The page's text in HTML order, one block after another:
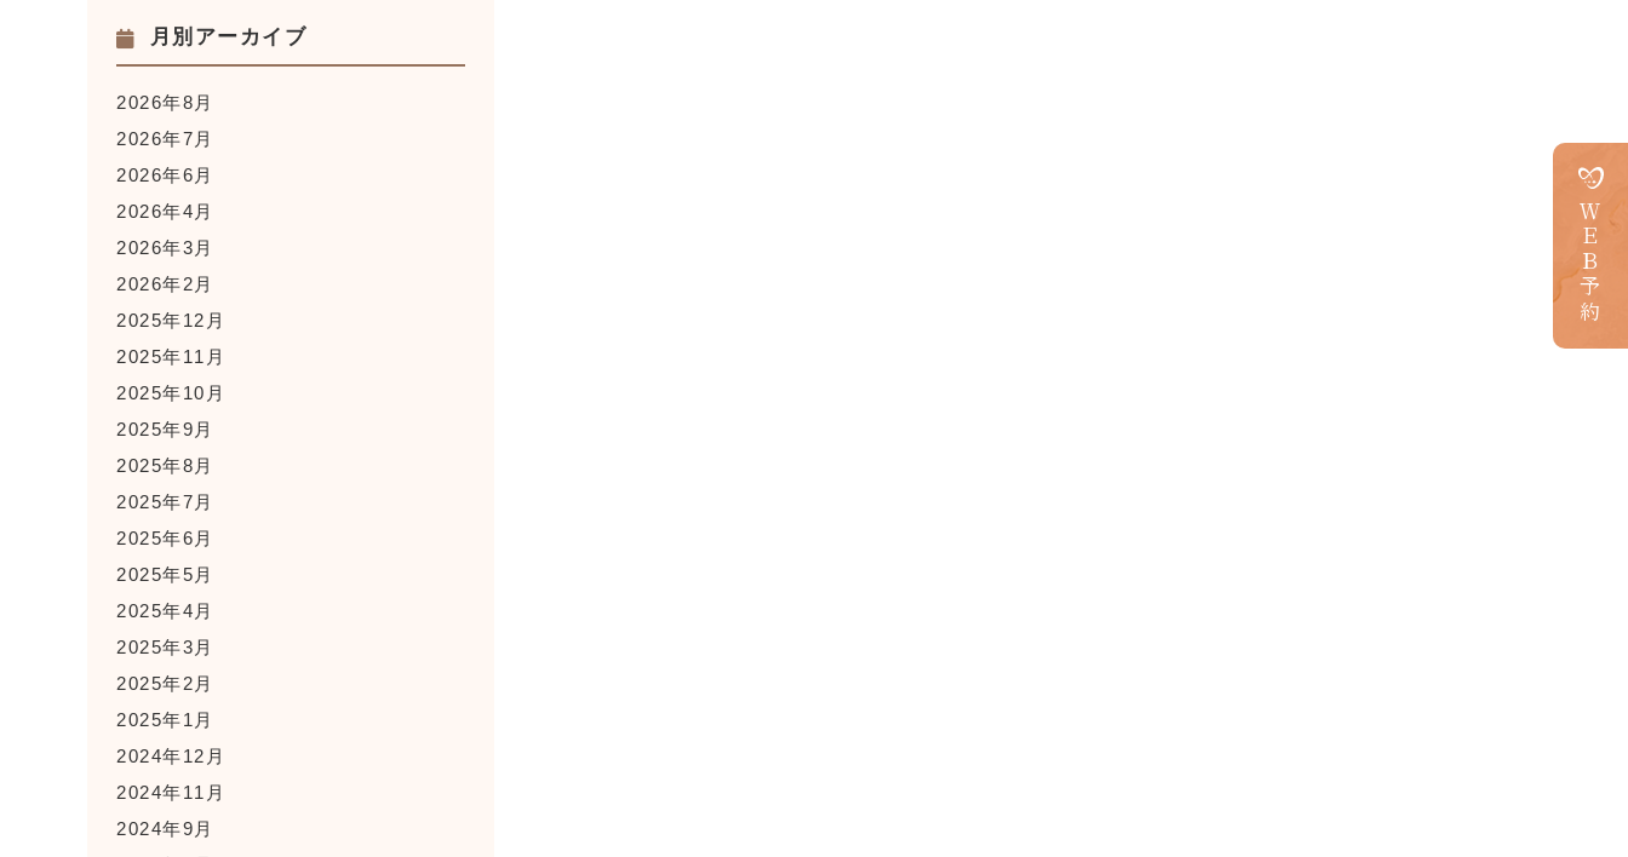
ＷＥＢ予約
月別アーカイブ
2026年8月
2026年7月
2026年6月
2026年4月
2026年3月
2026年2月
2025年12月
2025年11月
2025年10月
2025年9月
2025年8月
2025年7月
2025年6月
2025年5月
2025年4月
2025年3月
2025年2月
2025年1月
2024年12月
2024年11月
2024年9月